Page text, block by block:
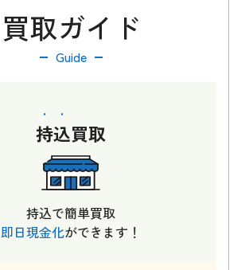
買取ガイド
Guide
持込買取
持込で簡単買取
即日現金化ができます！